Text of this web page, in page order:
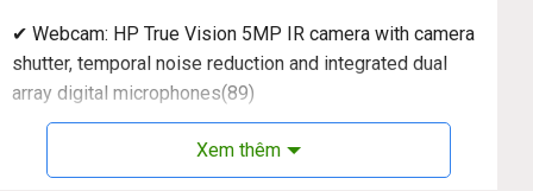
✔ Webcam: HP True Vision 5MP IR camera with camera
shutter, temporal noise reduction and integrated dual
array digital microphones(89)
✔ Kết nối: • 2 Thunderbolt™ 4 with USB4™ Type-C®
40Gbps signaling rate (USB Power Delivery,
Xem thêm